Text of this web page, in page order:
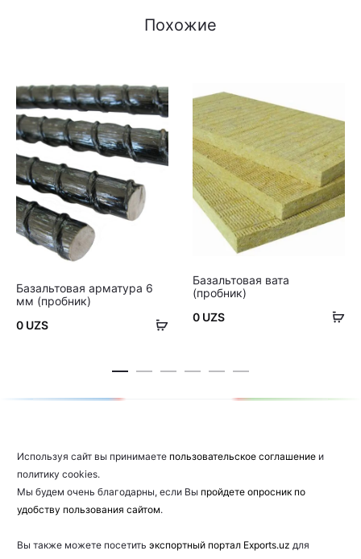
Похожие
В
Базальтовая арматура 6
мм (пробник)
0 UZS
В
Базальтовая вата
(пробник)
0 UZS
Используя сайт вы принимаете пользовательское соглашение и
политику cookies.
Мы будем очень благодарны, если Вы пройдете опросник по
удобству пользования сайтом.
Вы также можете посетить экспортный портал Exports.uz для